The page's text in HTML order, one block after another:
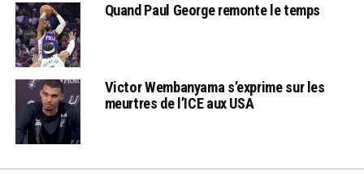
Quand Paul George remonte le temps
Victor Wembanyama s’exprime sur les
meurtres de l’ICE aux USA